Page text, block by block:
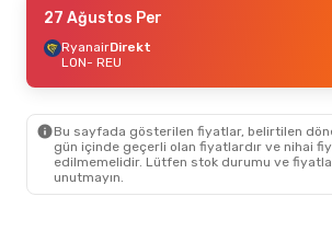
8 Eylül Sal- 15 Eylül Sal
RyanairDirekt
LON- REU
REU- LON
18 Ağustos Sal- 21 Ağustos Cum
RyanairDirekt
- REU
27 Ağustos Per
RyanairDirekt
LON- REU
Bu sayfada gösterilen fiyatlar, belirtilen
gün içinde geçerli olan fiyatlardır ve nihai
edilmemelidir. Lütfen stok durumu ve
unutmayın.